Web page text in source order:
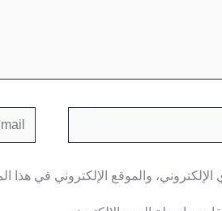
Email*
والموقع الإلكتروني في هذا